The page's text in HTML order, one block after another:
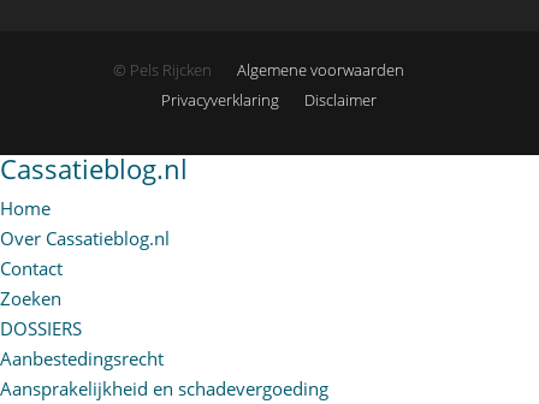
© Pels Rijcken
Algemene voorwaarden
Privacyverklaring
Disclaimer
Cassatieblog.nl
Home
Over Cassatieblog.nl
Contact
Zoeken
DOSSIERS
Aanbestedingsrecht
Aansprakelijkheid en schadevergoeding